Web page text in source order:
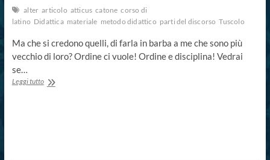
alter articolo atticus catone corso di
latino Didattica materiale metodo didattico parti del discorso Tuscolo
Ma che si credono quelli, di farla in barba a me che sono più
vecchio di loro? Ordine ci vuole! Ordine e disciplina! Vedrai
se…
Leggi tuttoLectio